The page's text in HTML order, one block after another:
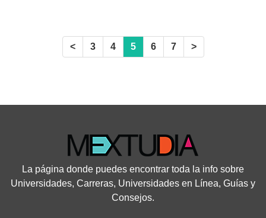
< 3 4 5 6 7 >
La página donde puedes encontrar toda la info sobre
Universidades, Carreras, Universidades en Línea, Guías y
Consejos.